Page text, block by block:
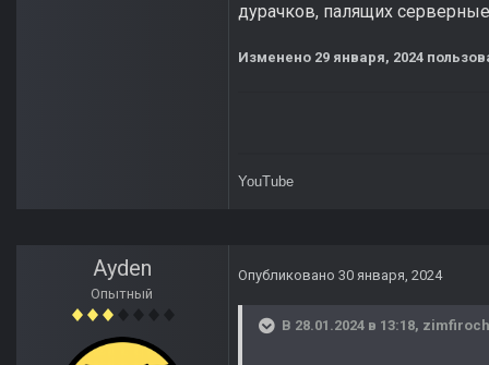
дурачков, палящих
Изменено 29 января, 2024
YouTube
Ayden
Опытный
Опубликовано 30 января, 2024
В 28.01.2024 в 13:18,